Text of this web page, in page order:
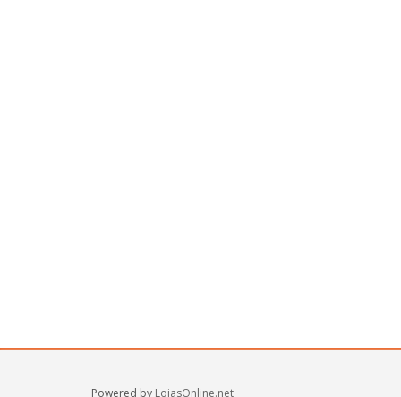
Powered by LojasOnline.net